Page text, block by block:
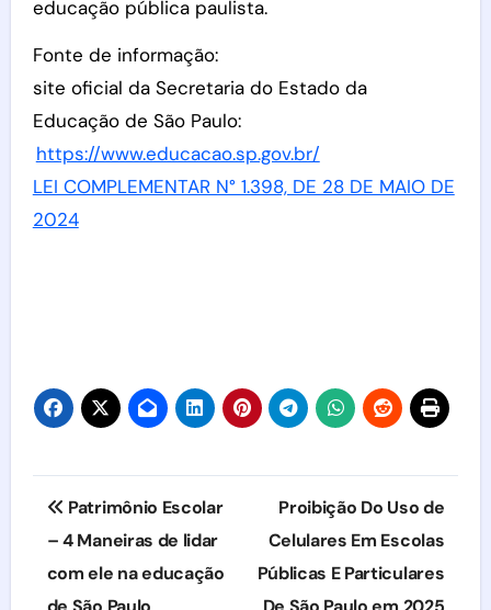
educação pública paulista.
Fonte de informação:
site oficial da Secretaria do Estado da
Educação de São Paulo:
https://www.educacao.sp.gov.br/
LEI COMPLEMENTAR N° 1.398, DE 28 DE MAIO DE
2024
Navegação
de
Post
Patrimônio Escolar
– 4 Maneiras de lidar
com ele na educação
Proibição Do Uso de
Celulares Em Escolas
Públicas E Particulares